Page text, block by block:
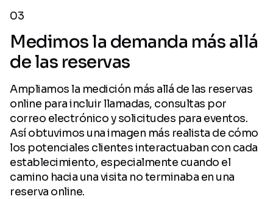
03
Medimos la demanda más allá
de las reservas
Ampliamos la medición más allá de las reservas
online para incluir llamadas, consultas por
correo electrónico y solicitudes para eventos.
Así obtuvimos una imagen más realista de cómo
los potenciales clientes interactuaban con cada
establecimiento, especialmente cuando el
camino hacia una visita no terminaba en una
reserva online.